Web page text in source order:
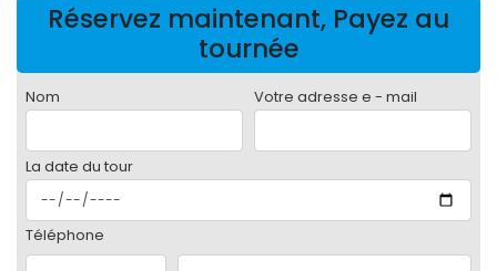
Réservez maintenant, Payez au
tournée
Nom Votre adresse e - mail
La date du tour
Téléphone